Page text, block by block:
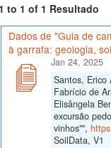
to 1 of 1 Resultado
Dados de "Guia de
à garrafa: geologia,
Jan 24, 2025
Santos, Erico
Fabrício de
Elisângela
excursão
vinhos"",
SoilData, V1